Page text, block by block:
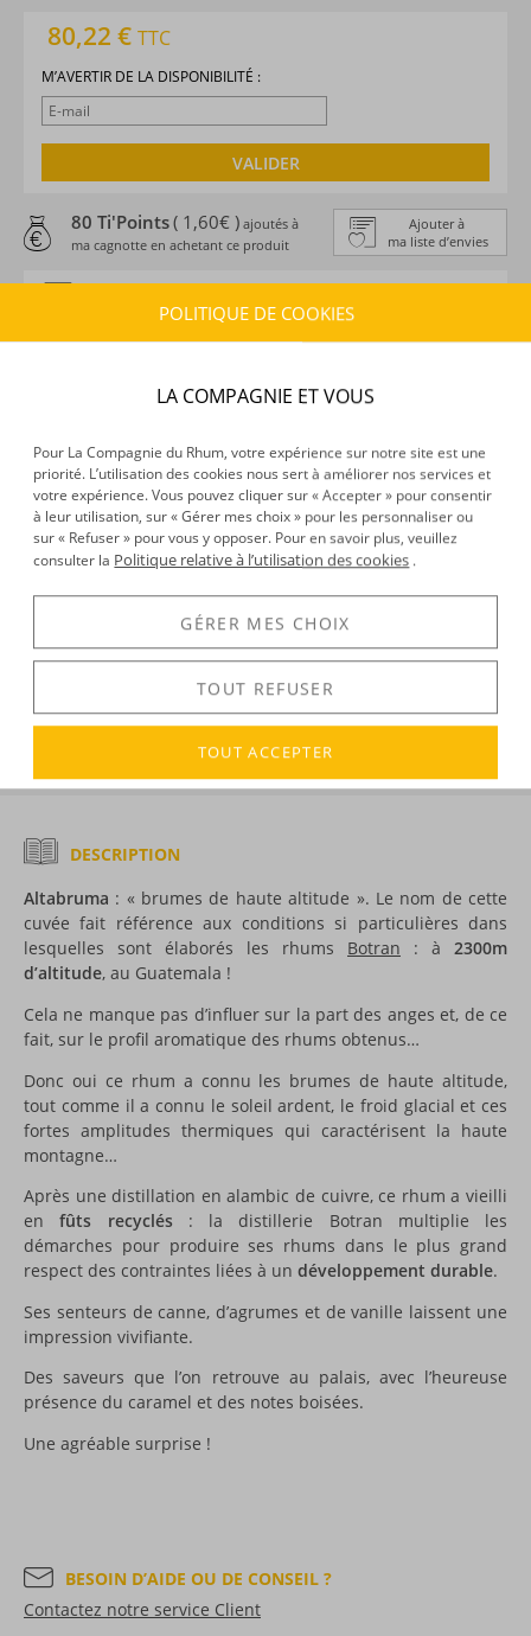
80,22 € TTC
M’AVERTIR DE LA DISPONIBILITÉ :
VALIDER
Ajouter à
ma liste d’envies
80 Ti'Points( 1,60€ ) ajoutés à
ma cagnotte en achetant ce produit
CARACTÉRISTIQUES DU PRODUIT
Type d’alcool :Rhum de sirop
Provenance : Guatemala
Distillation :Colonne
Environnement de vieillissement :Tropical
Volume :70CL
DÉCOUVERTE
Voir tous les produits : Botran
DESCRIPTION
Altabruma : « brumes de haute altitude ». Le nom de cette
cuvée fait référence aux conditions si particulières dans
lesquelles sont élaborés les rhums Botran : à 2300m
d’altitude, au Guatemala !
Cela ne manque pas d’influer sur la part des anges et, de ce
fait, sur le profil aromatique des rhums obtenus…
Donc oui ce rhum a connu les brumes de haute altitude,
tout comme il a connu le soleil ardent, le froid glacial et ces
fortes amplitudes thermiques qui caractérisent la haute
montagne…
Après une distillation en alambic de cuivre, ce rhum a vieilli
enfûts recyclés : la distillerie Botran multiplie les
démarches pour produire ses rhums dans le plus grand
respect des contraintes liées à un développement durable.
Ses senteurs de canne, d’agrumes et de vanille laissent une
impression vivifiante.
Des saveurs que l’on retrouve au palais, avec l’heureuse
présence du caramel et des notes boisées.
Une agréable surprise !
BESOIN D’AIDE OU DE CONSEIL ?
Contactez notre service Client
POLITIQUE DE COOKIES
LA COMPAGNIE ET VOUS
Pour La Compagnie du Rhum, votre expérience sur notre site est une
priorité. L’utilisation des cookies nous sert à améliorer nos services et
votre expérience. Vous pouvez cliquer sur « Accepter » pour consentir
à leur utilisation, sur « Gérer mes choix » pour les personnaliser ou
sur « Refuser » pour vous y opposer. Pour en savoir plus, veuillez
consulter la Politique relative à l’utilisation des cookies .
GÉRER MES CHOIX
TOUT REFUSER
TOUT ACCEPTER